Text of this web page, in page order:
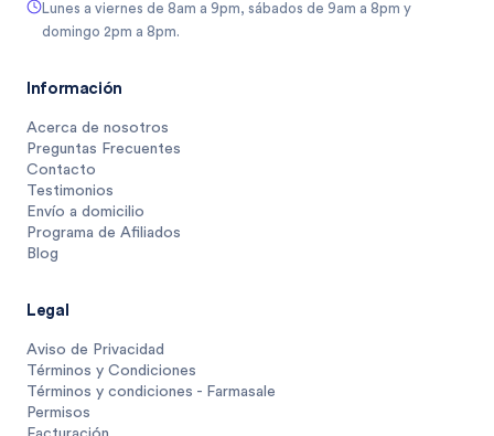
Lunes a viernes de 8am a 9pm, sábados de 9am a 8pm y
domingo 2pm a 8pm.
Información
Acerca de nosotros
Preguntas Frecuentes
Contacto
Testimonios
Envío a domicilio
Programa de Afiliados
Blog
Legal
Aviso de Privacidad
Términos y Condiciones
Términos y condiciones - Farmasale
Permisos